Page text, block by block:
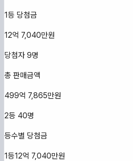
1등 당첨금
12억 7,040만원
당첨자 9명
총 판매금액
499억 7,865만원
2등 40명
등수별 당첨금
1등12억 7,040만원